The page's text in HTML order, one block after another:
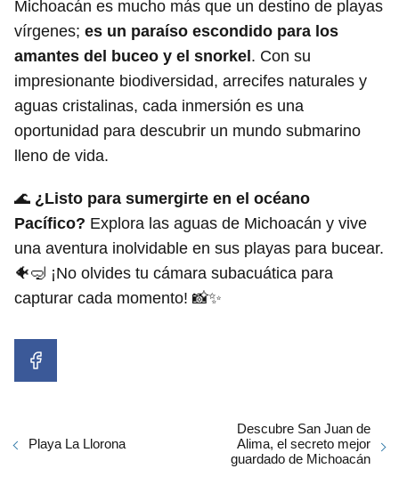
Michoacán es mucho más que un destino de playas
vírgenes; es un paraíso escondido para los
amantes del buceo y el snorkel . Con su
impresionante biodiversidad, arrecifes naturales y
aguas cristalinas, cada inmersión es una
oportunidad para descubrir un mundo submarino
lleno de vida.
🌊 ¿Listo para sumergirte en el océano
Pacífico? Explora las aguas de Michoacán y vive
una aventura inolvidable en sus playas para bucear.
🐠🤿 ¡No olvides tu cámara subacuática para
capturar cada momento! 📸✨
Playa La Llorona
Descubre San Juan de
Alima, el secreto mejor
guardado de Michoacán